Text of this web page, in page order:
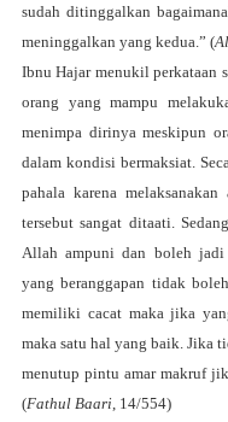
sudah ditinggalkan
meninggalkan yang kedua.” (
Ibnu Hajar menukil perkataan
orang yang mampu
menimpa dirinya meskipun
dalam kondisi bermaksiat.
pahala karena
tersebut sangat ditaati.
Allah ampuni dan boleh jadi
yang beranggapan tidak
memiliki cacat maka jika
maka satu hal yang baik. Jika
menutup pintu amar makruf
(Fathul Baari , 14/554)